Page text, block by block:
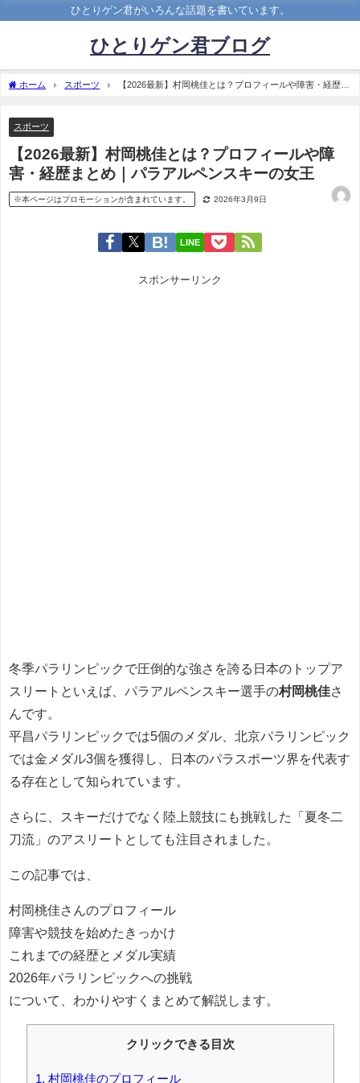
ひとりゲン君がいろんな話題を書いています。
ひとりゲン君ブログ
ホーム スポーツ
【2026最新】村岡桃佳とは？プロフィールや障害・経歴ま
スポーツ
【2026最新】村岡桃佳とは？プロフィールや障
害・経歴まとめ｜パラアルペンスキーの女王
※本ページはプロモーションが含まれています。 2026年3月9日
LINE
スポンサーリンク
冬季パラリンピックで圧倒的な強さを誇る日本のトップア
スリートといえば、パラアルペンスキー選手の村岡桃佳さ
んです。
平昌パラリンピックでは5個のメダル、北京パラリンピック
では金メダル3個を獲得し、日本のパラスポーツ界を代表す
る存在として知られています。
さらに、スキーだけでなく陸上競技にも挑戦した「夏冬二
刀流」のアスリートとしても注目されました。
この記事では、
村岡桃佳さんのプロフィール
障害や競技を始めたきっかけ
これまでの経歴とメダル実績
2026年パラリンピックへの挑戦
について、わかりやすくまとめて解説します。
クリックできる目次
1. 村岡桃佳のプロフィール